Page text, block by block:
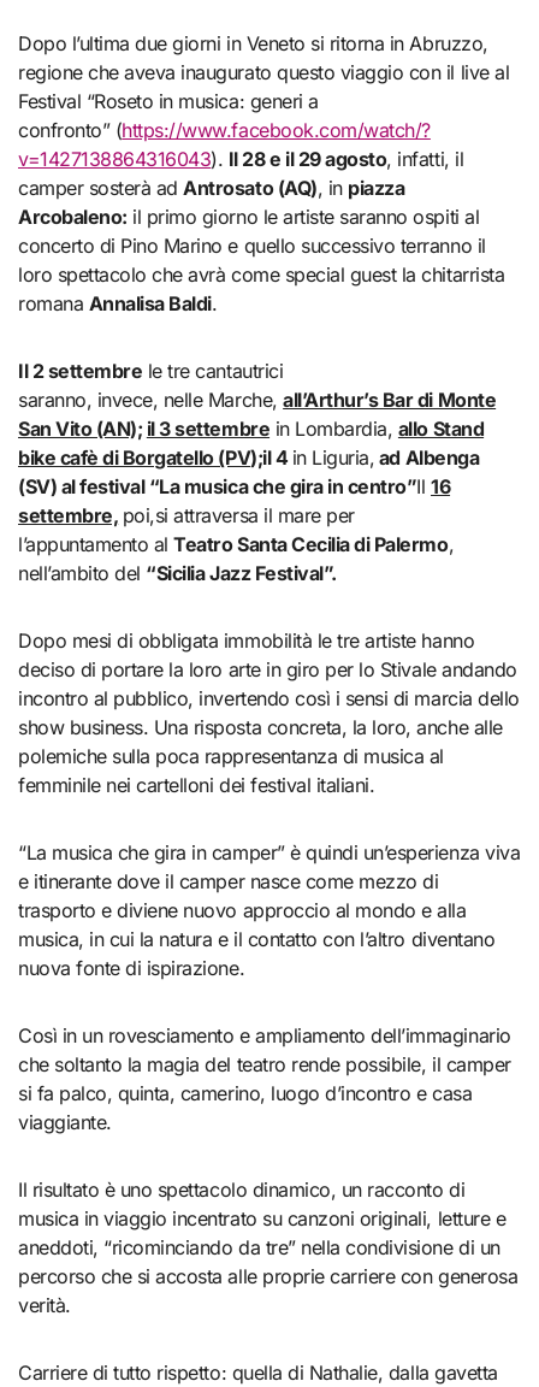
Dopo l’ultima due giorni in Veneto si ritorna in Abruzzo,
regione che aveva inaugurato questo viaggio con il live al
Festival “Roseto in musica: generi a
confronto” (https://www.facebook.com/watch/?
v=1427138864316043). Il 28 e il 29 agosto, infatti, il
camper sosterà adAntrosato (AQ), in piazza
Arcobaleno: il primo giorno le artiste saranno ospiti al
concerto di Pino Marino e quello successivo terranno il
loro spettacolo che avrà come special guest la chitarrista
romana Annalisa Baldi.
Il 2 settembre le tre cantautrici
saranno, invece, nelle Marche,all’Arthur’s Bar di Monte
San Vito (AN); il 3 settembre in Lombardia, allo Stand
bike cafè di Borgatello (PV);il 4 in Liguria, ad Albenga
(SV) al festival “La musica che gira in centro”Il16
settembre, poi,si attraversa il mare per
l’appuntamento alTeatro Santa Cecilia di Palermo,
nell’ambito del “Sicilia Jazz Festival”.
Dopo mesi di obbligata immobilità le tre artiste hanno
deciso di portare la loro arte in giro per lo Stivale andando
incontro al pubblico, invertendo così i sensi di marcia dello
show business. Una risposta concreta, la loro, anche alle
polemiche sulla poca rappresentanza di musica al
femminile nei cartelloni dei festival italiani.
“La musica che gira in camper” è quindi un’esperienza viva
e itinerante dove il camper nasce come mezzo di
trasporto e diviene nuovo approccio al mondo e alla
musica, in cui la natura e il contatto con l’altro diventano
nuova fonte di ispirazione.
Così in un rovesciamento e ampliamento dell’immaginario
che soltanto la magia del teatro rende possibile, il camper
si fa palco, quinta, camerino, luogo d’incontro e casa
viaggiante.
Il risultato è uno spettacolo dinamico, un racconto di
musica in viaggio incentrato su canzoni originali, letture e
aneddoti, “ricominciando da tre” nella condivisione di un
percorso che si accosta alle proprie carriere con generosa
verità.
Carriere di tutto rispetto: quella di Nathalie, dalla gavetta